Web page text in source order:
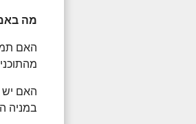
מה באמת
האם
מהתוכנית
האם יש
במניה